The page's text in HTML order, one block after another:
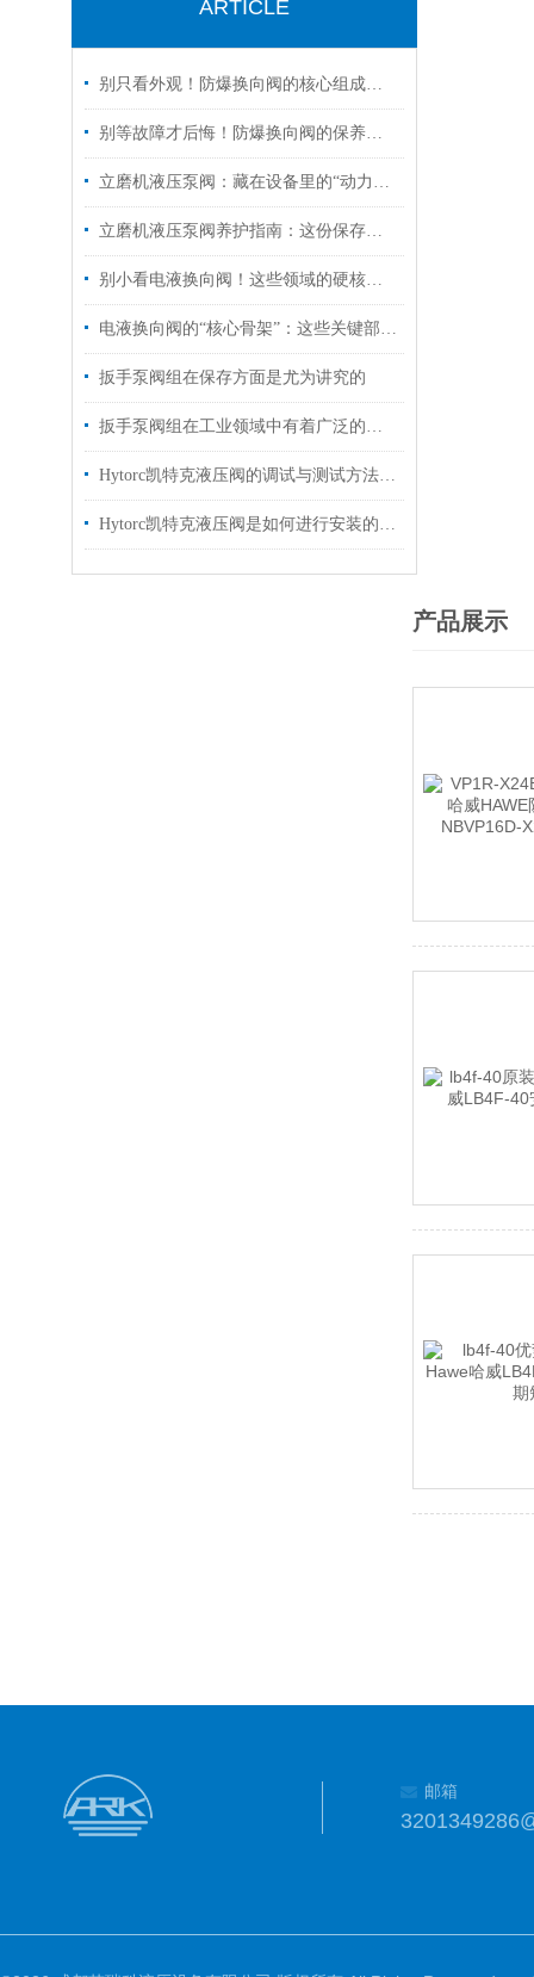
ARTICLE
别只看外观！防爆换向阀的核心组成部分，才是安全关键
别等故障才后悔！防爆换向阀的保养诀窍，早知道少踩坑
立磨机液压泵阀：藏在设备里的“动力心脏”，核心功能全拆解
立磨机液压泵阀养护指南：这份保存秘诀，让核心部件“历久弥新”！
别小看电液换向阀！这些领域的硬核应用，远超你的想象
电液换向阀的“核心骨架”：这些关键部件，决定设备运行效率！
扳手泵阀组在保存方面是尤为讲究的
扳手泵阀组在工业领域中有着广泛的作用
Hytorc凯特克液压阀的调试与测试方法具体如下
Hytorc凯特克液压阀是如何进行安装的？你可知晓？
产品展示
邮箱